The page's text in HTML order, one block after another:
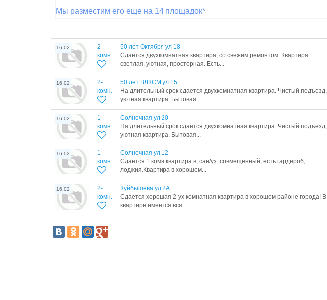
Мы разместим его еще на 14 площадок*
16.02
2-
комн.
50 лет Октября ул 18
Сдается двухкомнатная квартира, со свежим ремонтом. Квартира
светлая, уютная, просторная. Есть...
16.02
2-
комн.
50 лет ВЛКСМ ул 15
На длительный срок сдается двухкомнатная квартира. Чистый подъезд,
уютная квартира. Бытовая...
16.02
1-
комн.
Солнечная ул 20
На длительный срок сдается двухкомнатная квартира. Чистый подъезд,
уютная квартира. Бытовая...
16.02
1-
комн.
Солнечная ул 12
Сдается 1 комн.квартира в, сан/уз. совмещенный, есть гардероб,
лоджия.Квартира в хорошем...
16.02
2-
комн.
Куйбышева ул 2А
Сдается хорошая 2-ух комнатная квартира в хорошем районе города! В
квартире имеется вся...